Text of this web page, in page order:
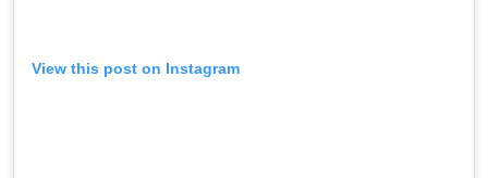
View this post on Instagram